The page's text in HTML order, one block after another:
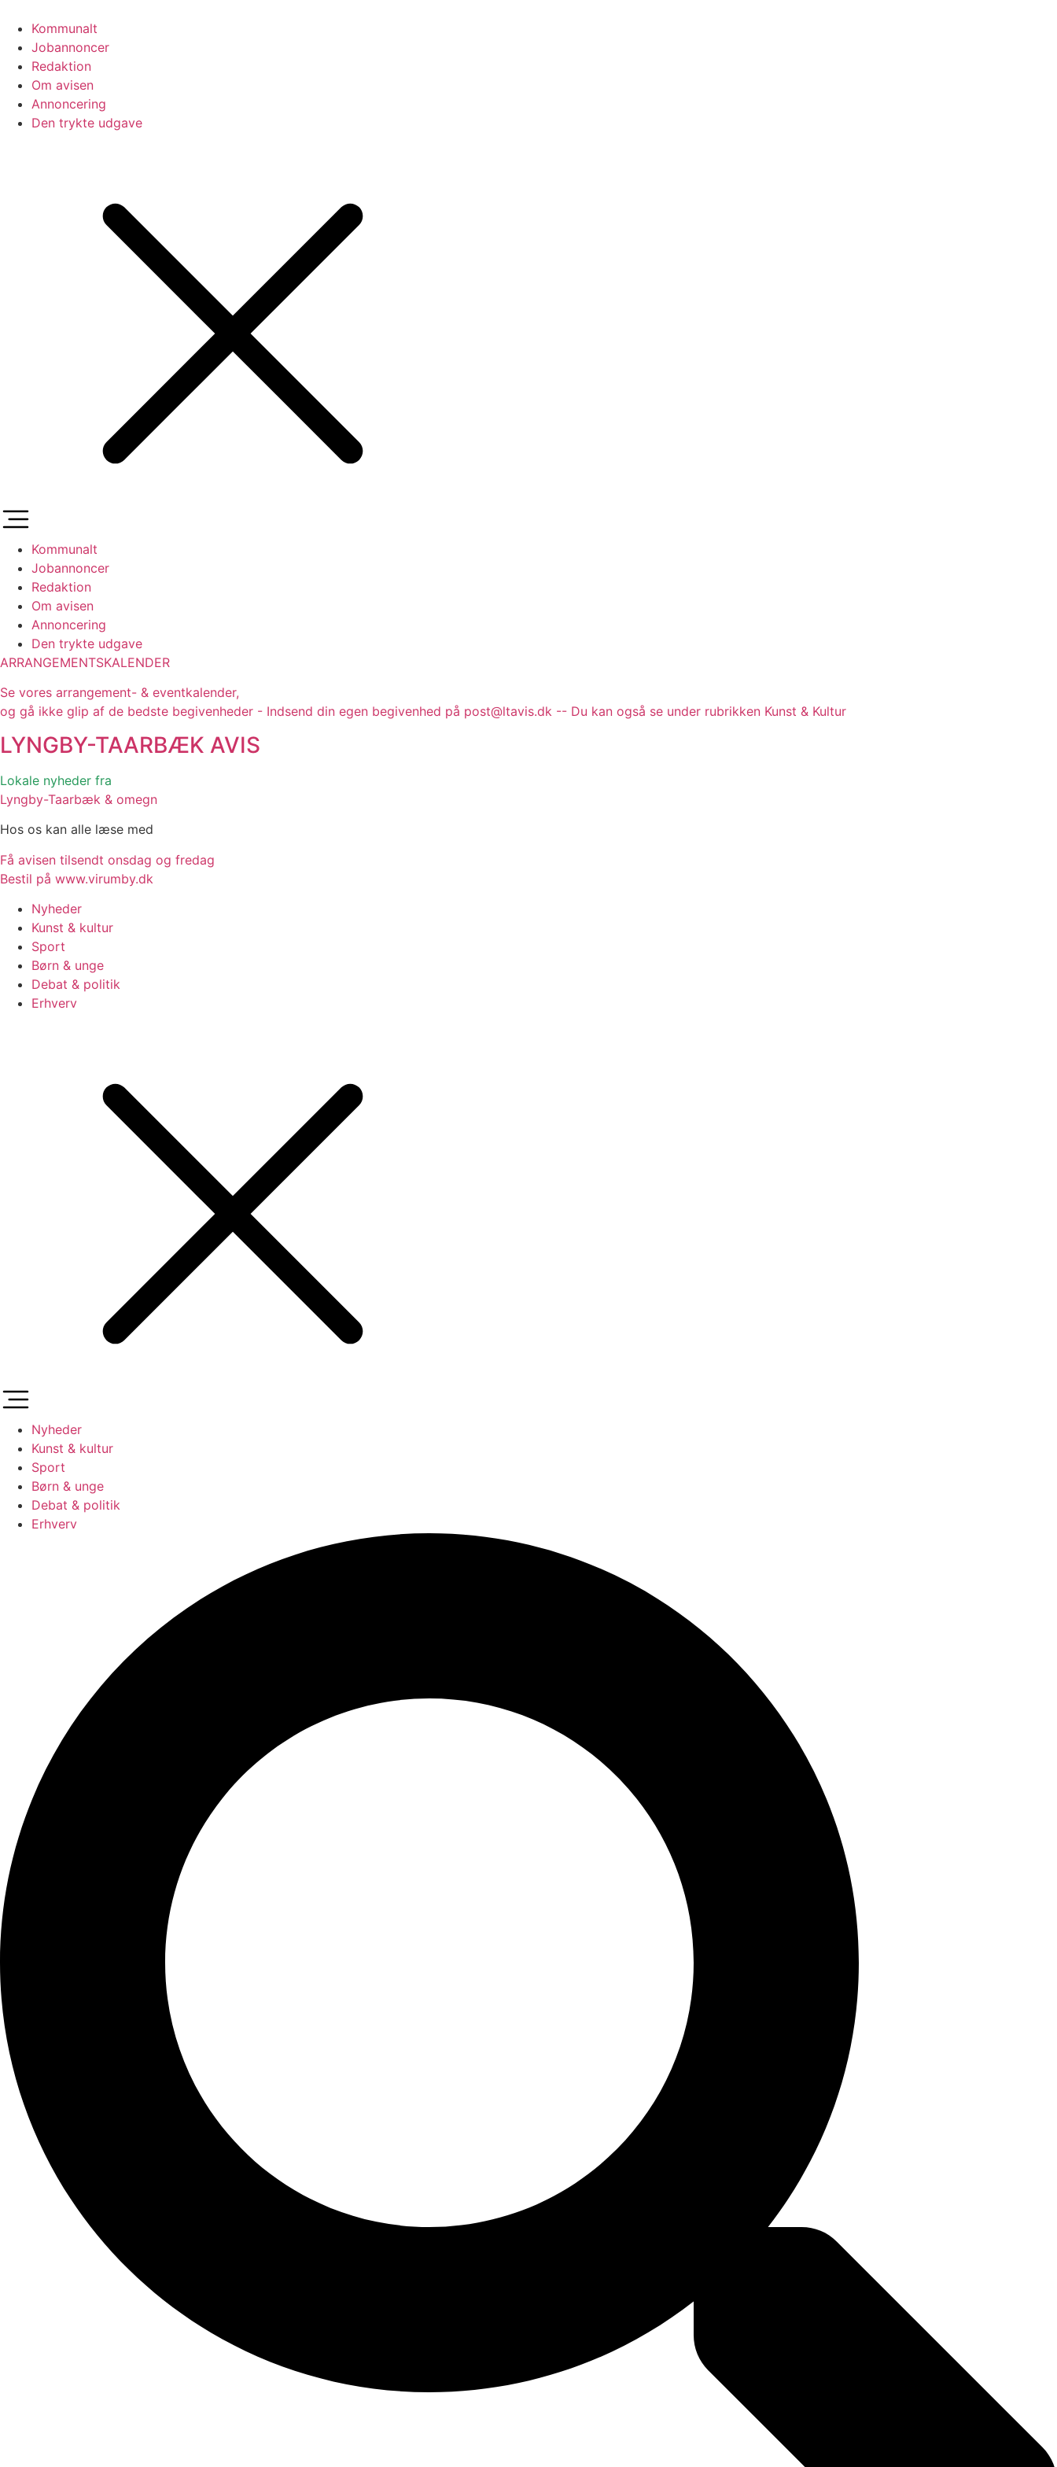
indhold
Kommunalt
Jobannoncer
Redaktion
Om avisen
Annoncering
Den trykte udgave
Kommunalt
Jobannoncer
Redaktion
Om avisen
Annoncering
Den trykte udgave
ARRANGEMENTSKALENDER
Se vores arrangement- & eventkalender,
og gå ikke glip af de bedste begivenheder - Indsend din egen begivenhed på post@ltavis.dk -- Du kan også se under rubrikken Kunst & Kultur
LYNGBY-TAARBÆK AVIS
Lokale nyheder fra
Lyngby-Taarbæk & omegn
Hos os kan alle læse med
Få avisen tilsendt onsdag og fredag
Bestil på www.virumby.dk
Nyheder
Kunst & kultur
Sport
Børn & unge
Debat & politik
Erhverv
Nyheder
Kunst & kultur
Sport
Børn & unge
Debat & politik
Erhverv